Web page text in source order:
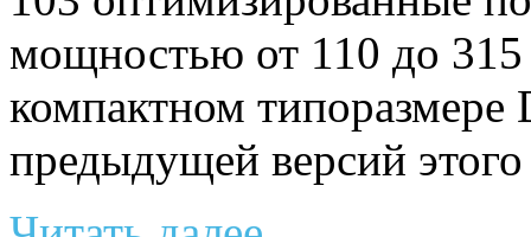
мощностью от 110 до
компактном
предыдущей версий